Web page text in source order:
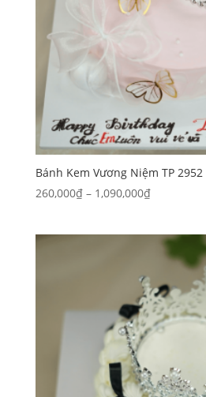
Bánh Kem Vương Niệm TP 2952
260,000₫ – 1,090,000₫Khoảng
260,000₫
1,090,000₫